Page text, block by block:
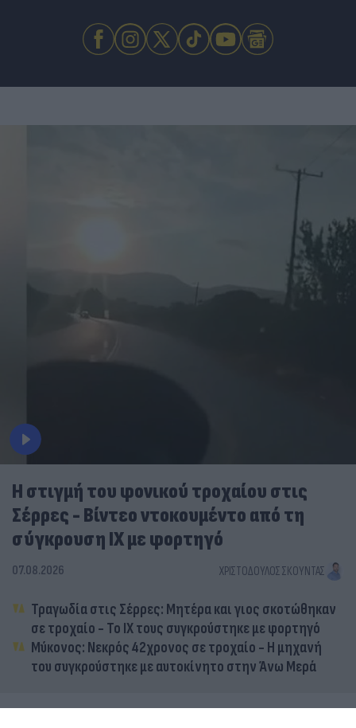
Η στιγμή του φονικού τροχαίου στις
Σέρρες - Βίντεο ντοκουμέντο από τη
σύγκρουση ΙΧ με φορτηγό
07.08.2026 ΧΡΙΣΤΌΔΟΥΛΟΣ ΣΚΟΎΝΤΑΣ
Τραγωδία στις Σέρρες: Μητέρα και γιος σκοτώθηκαν
σε τροχαίο - Το ΙΧ τους συγκρούστηκε με φορτηγό
Μύκονος: Νεκρός 42χρονος σε τροχαίο - Η μηχανή
του συγκρούστηκε με αυτοκίνητο στην Άνω Μερά